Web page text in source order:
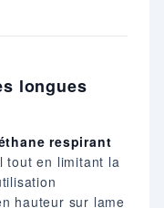
longues
respirant
tout en limitant la
hauteur sur lame